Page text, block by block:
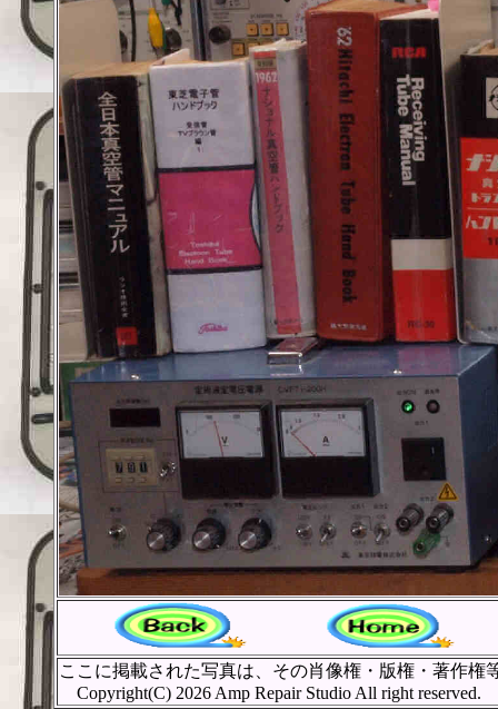
ここに掲載された写真は、その肖像権・版権・著作
Copyright(C) 2026 Amp Repair Studio All right reserved.